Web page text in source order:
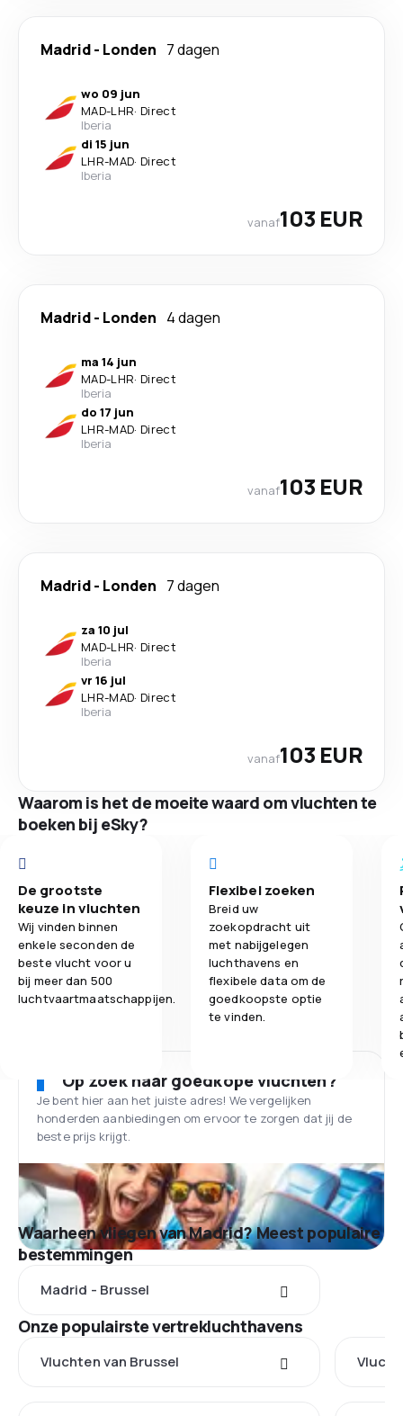
Madrid- Londen 7 dagen
wo 09 jun
MAD-LHR· Direct
Iberia
di 15 jun
LHR-MAD· Direct
Iberia
vanaf103 EUR
Madrid- Londen 4 dagen
ma 14 jun
MAD-LHR· Direct
Iberia
do 17 jun
LHR-MAD· Direct
Iberia
vanaf103 EUR
Madrid- Londen 7 dagen
za 10 jul
MAD-LHR· Direct
Iberia
vr 16 jul
LHR-MAD· Direct
Iberia
vanaf103 EUR
Waarom is het de moeite waard om vluchten te
boeken bij eSky?
De grootste
keuze in vluchten
Wij vinden binnen
enkele seconden de
beste vlucht voor u
bij meer dan 500
luchtvaartmaatschappijen.
Flexibel zoeken
Breid uw
zoekopdracht uit
met nabijgelegen
luchthavens en
flexibele data om de
goedkoopste optie
te vinden.
Op zoek naar goedkope vluchten?
Je bent hier aan het juiste adres! We vergelijken
honderden aanbiedingen om ervoor te zorgen dat jij de
beste prijs krijgt.
Waarheen vliegen van Madrid? Meest populaire
bestemmingen
Madrid - Brussel
Onze populairste vertrekluchthavens
Vluchten van Brussel